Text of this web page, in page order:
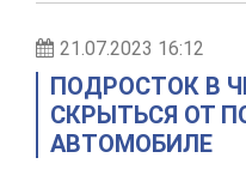
21.07.2023 16:12
ПОДРОСТОК В
СКРЫТЬСЯ ОТ
АВТОМОБИЛЕ